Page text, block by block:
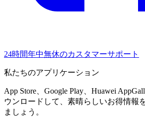
24時間年中無休のカスタマーサポート
私たちのアプリケーション
App Store、Google Play、Huawei
ウンロードして、素晴らしいお得情報
ましょう。